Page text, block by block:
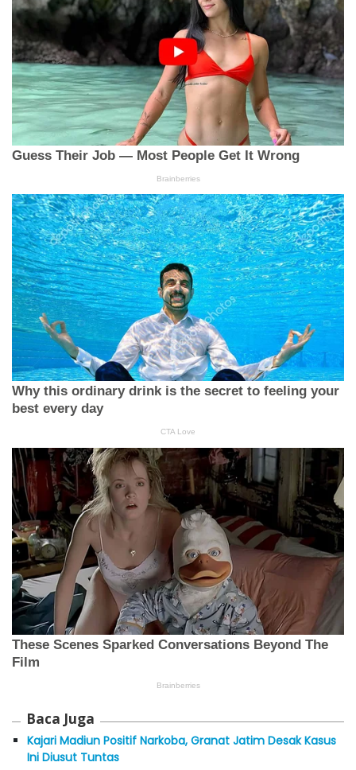
Baca Juga
Kajari Madiun Positif Narkoba, Granat Jatim Desak Kasus
Ini Diusut Tuntas